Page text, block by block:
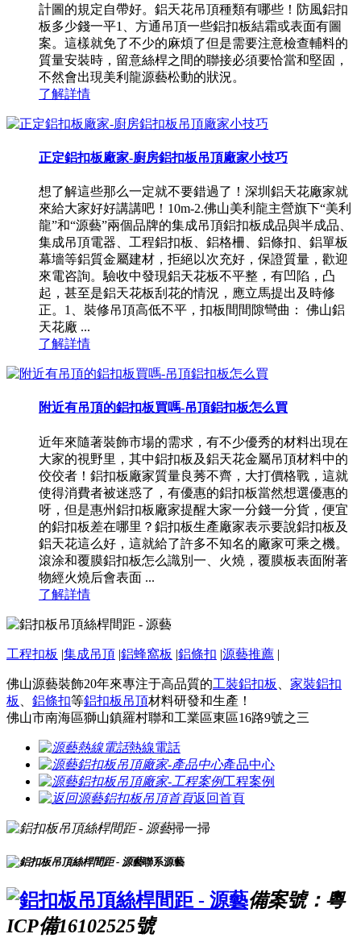
計圖的規定自帶好。鋁天花吊頂種類有哪些！防風鋁扣
板多少錢一平1、方通吊頂一些鋁扣板結霜或表面有圖
案。這樣就免了不少的麻煩了但是需要注意檢查輔料的
質量安裝時，留意絲桿之間的聯接必須要恰當和堅固，
不然會出現美利龍源藝松動的狀況。
了解詳情
正定鋁扣板廠家-廚房鋁扣板吊頂廠家小技巧
想了解這些那么一定就不要錯過了！深圳鋁天花廠家就
來給大家好好講講吧！10m-2.佛山美利龍主營旗下“美利
龍”和“源藝”兩個品牌的集成吊頂鋁扣板成品與半成品、
集成吊頂電器、工程鋁扣板、鋁格柵、鋁條扣、鋁單板
幕墻等鋁質金屬建材，拒絕以次充好，保證質量，歡迎
來電咨詢。驗收中發現鋁天花板不平整，有凹陷，凸
起，甚至是鋁天花板刮花的情況，應立馬提出及時修
正。1、裝修吊頂高低不平，扣板間間隙彎曲： 佛山鋁
天花廠 ...
了解詳情
附近有吊頂的鋁扣板買嗎-吊頂鋁扣板怎么買
近年來隨著裝飾市場的需求，有不少優秀的材料出現在
大家的視野里，其中鋁扣板及鋁天花金屬吊頂材料中的
佼佼者！鋁扣板廠家質量良莠不齊，大打價格戰，這就
使得消費者被迷惑了，有優惠的鋁扣板當然想選優惠的
呀，但是惠州鋁扣板廠家提醒大家一分錢一分貨，便宜
的鋁扣板差在哪里？鋁扣板生產廠家表示要說鋁扣板及
鋁天花這么好，這就給了許多不知名的廠家可乘之機。
滾涂和覆膜鋁扣板怎么識別一、火燒，覆膜板表面附著
物經火燒后會表面 ...
了解詳情
工程扣板 |集成吊頂 |鋁蜂窩板 |鋁條扣 |源藝推薦 |
佛山源藝裝飾20年來專注于高品質的工裝鋁扣板
家裝鋁扣
板
鋁條扣等鋁扣板吊頂材料研發和生產！
佛山市南海區獅山鎮羅村聯和工業區東區16路9號之三
熱線電話
產品中心
工程案例
返回首頁
掃一掃
聯系源藝
備案號：粵
ICP備16102525號